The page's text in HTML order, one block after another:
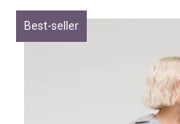
Best-seller